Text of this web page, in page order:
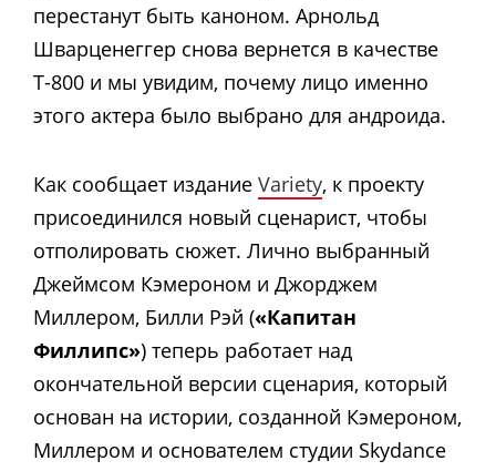
перестанут быть каноном. Арнольд
Шварценеггер снова вернется в качестве
Т-800 и мы увидим, почему лицо именно
этого актера было выбрано для андроида.
Как сообщает издание Variety, к проекту
присоединился новый сценарист, чтобы
отполировать сюжет. Лично выбранный
Джеймсом Кэмероном и Джорджем
Миллером, Билли Рэй («Капитан
Филлипс») теперь работает над
окончательной версии сценария, который
основан на истории, созданной Кэмероном,
Миллером и основателем студии Skydance